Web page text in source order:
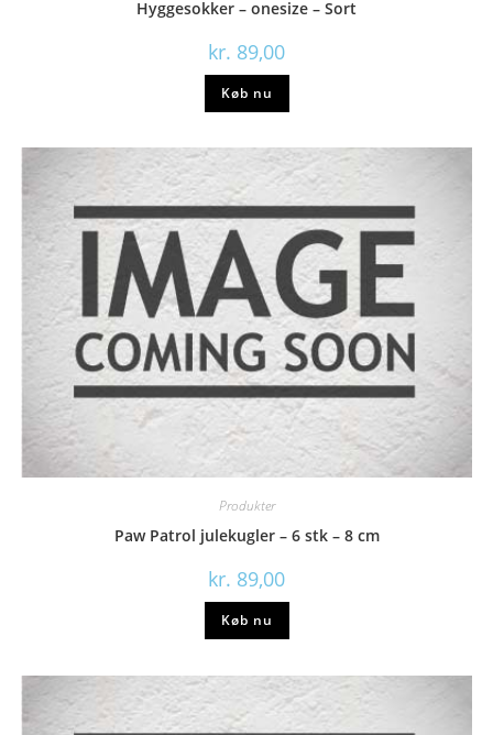
Hyggesokker – onesize – Sort
kr. 89,00
Køb nu
Produkter
Paw Patrol julekugler – 6 stk – 8 cm
kr. 89,00
Køb nu